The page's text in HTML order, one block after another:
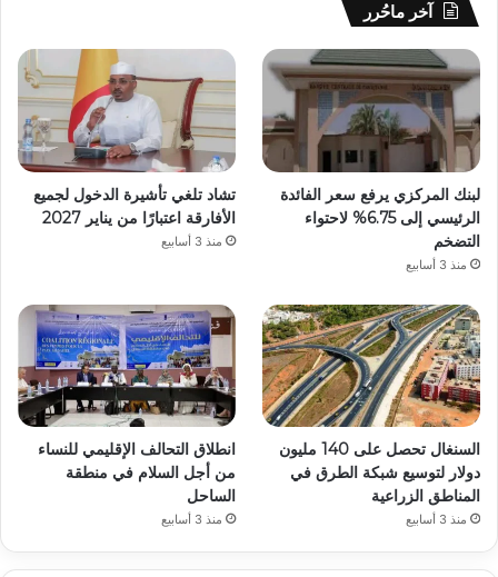
آخر ماحُرر
لبنك المركزي يرفع سعر الفائدة
الرئيسي إلى 6.75% لاحتواء
التضخم
منذ 3 أسابيع
تشاد تلغي تأشيرة الدخول لجميع
الأفارقة اعتبارًا من يناير 2027
منذ 3 أسابيع
السنغال تحصل على 140 مليون
دولار لتوسيع شبكة الطرق في
المناطق الزراعية
منذ 3 أسابيع
انطلاق التحالف الإقليمي للنساء
من أجل السلام في منطقة
الساحل
منذ 3 أسابيع